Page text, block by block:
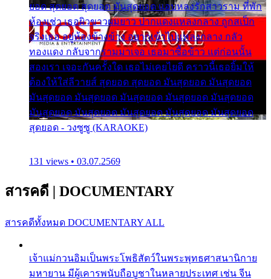
ยอด สุดยอด สุดยอด มันสุดยอด แอบหลงรักสาวราม ที่พัก
ห้องเช่า เธอผิวขาวผมยาว ปากแดงแหลงกลาง ถูกสเป็ก
จริงเธอ อยู่ห้องข้างข้าง อยากเข้าไปแหลงกลาง กลัว
ทองแดง กลับจากรามมาเจอ เธอมาซื้อข้าว แต่ก่อนนั้น
สองเรา เจอะกันครั้งใด เธอไม่เคยไยดี คราวนี้เธอยิ้มให้
ต้องให้ใส่ลีวายส์ สุดยอด สุดยอด มันสุดยอด มันสุดยอด
มันสุดยอด มันสุดยอด มันสุดยอด มันสุดยอด มันสุดยอด
มันสุดยอด มันสุดยอด มันสุดยอด มันสุดยอด มันสุดยอด
สุดยอด - วงซูซู (KARAOKE)
131 views • 03.07.2569
สารคดี | DOCUMENTARY
สารคดีทั้งหมด DOCUMENTARY ALL
เจ้าแม่กวนอิมเป็นพระโพธิสัตว์ในพระพุทธศาสนานิกาย
มหายาน มีผู้เคารพนับถือบูชาในหลายประเทศ เช่น จีน